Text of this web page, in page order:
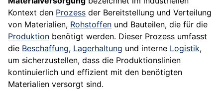
Kontext den Prozess der Bereitstellung und Verteilung
von Materialien, Rohstoffen und Bauteilen, die für die
Produktion benötigt werden. Dieser Prozess umfasst
die Beschaffung, Lagerhaltung und interne Logistik,
um sicherzustellen, dass die Produktionslinien
kontinuierlich und effizient mit den benötigten
Materialien versorgt sind.